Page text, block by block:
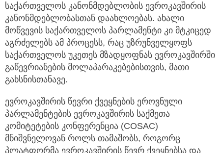
საქართველოს კანონმდებლობის ევროკავშირის
კანონმდებლობასთან დაახლოებას. ახალი
მოწვევის საქართველოს პარლამენტი კი მტკიცედ
აგრძელებს ამ პროცესს, რაც უზრუნველყოფს
საქართველოს უკეთეს მზადყოფნას ევროკავშირში
გაწევრიანების მოლაპარაკებებისთვის, მათი
გახსნისთანავე.
ევროკავშირის წევრი ქვეყნების ეროვნული
პარლამენტების ევროკავშირის საქმეთა
კომიტეტების კონფერენცია (COSAC)
მნიშვნელოვან როლს თამაშობს, როგორც
პლატფორმა ევროკავშირის წევრ ქვეყნებსა და